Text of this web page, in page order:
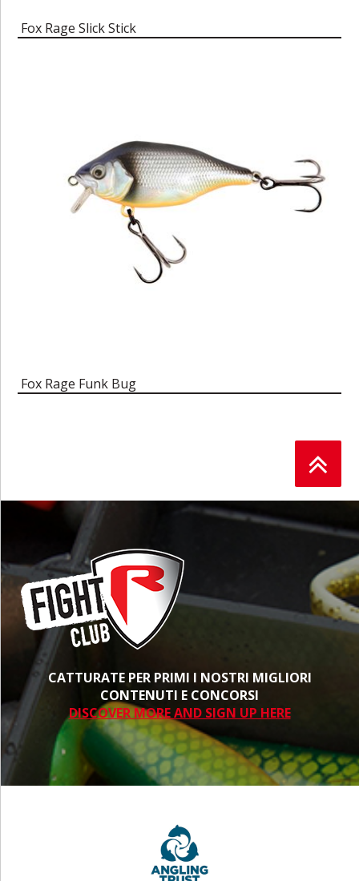
Fox Rage Slick Stick
Fox Rage Funk Bug
CATTURATE PER PRIMI I NOSTRI MIGLIORI
CONTENUTI E CONCORSI
DISCOVER MORE AND SIGN UP HERE